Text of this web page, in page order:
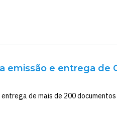
emissão e entrega de
de mais de 200